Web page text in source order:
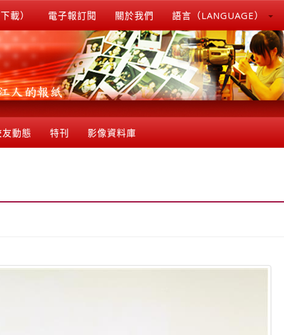
載） 電子報訂閱 關於我們 語言（LANGUAGE）
友動態 特刊 影像資料庫